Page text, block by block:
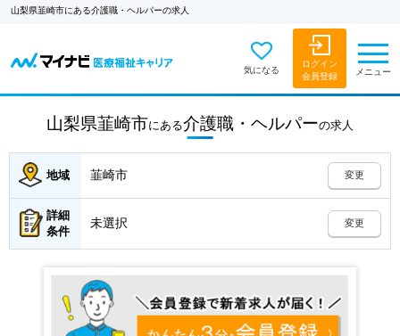
山梨県韮崎市にある介護職・ヘルパーの求人
気になる
ログイン
会員登録
メニュー
山梨県韮崎市にある介護職・ヘルパーの求人
地域 韮崎市 変更
詳細
条件
未選択 変更